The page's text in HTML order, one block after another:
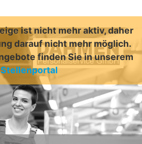
ist nicht mehr aktiv, daher
darauf nicht mehr möglich.
finden Sie in unserem
Stellenportal